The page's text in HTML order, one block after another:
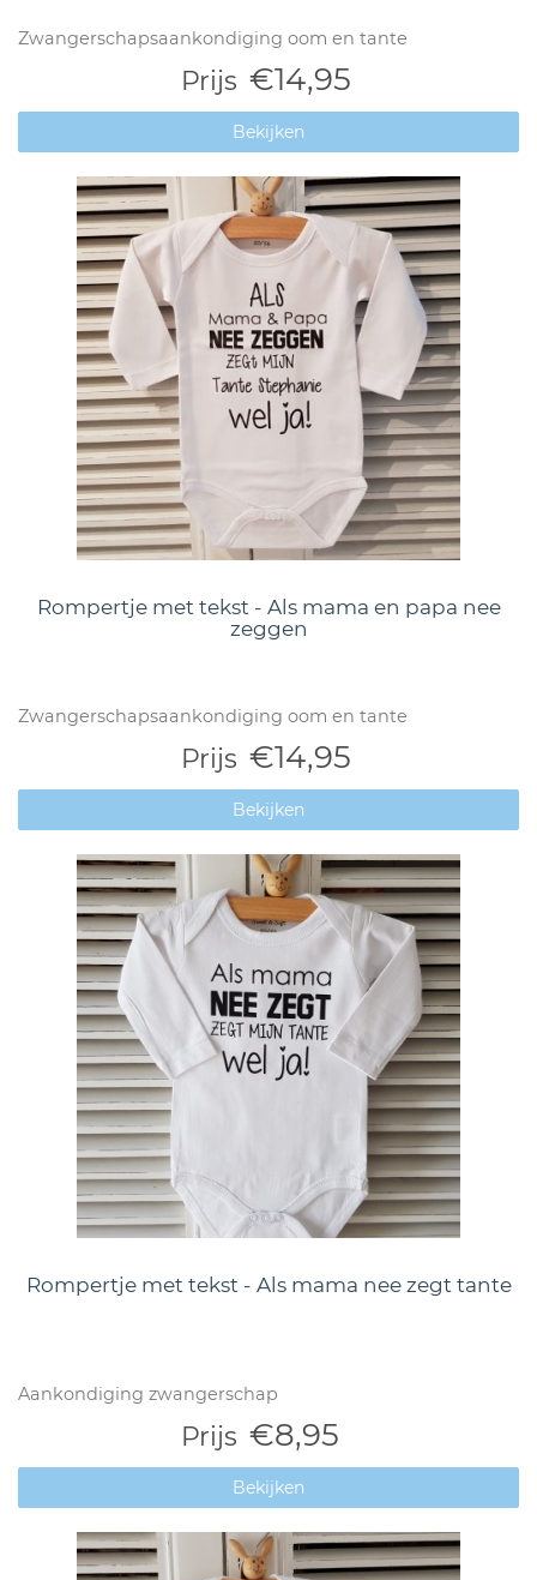
Zwangerschapsaankondiging oom en tante
Prijs €14,95
Bekijken
Rompertje met tekst - Als mama en papa nee
zeggen
Zwangerschapsaankondiging oom en tante
Prijs €14,95
Bekijken
Rompertje met tekst - Als mama nee zegt tante
Aankondiging zwangerschap
Prijs €8,95
Bekijken